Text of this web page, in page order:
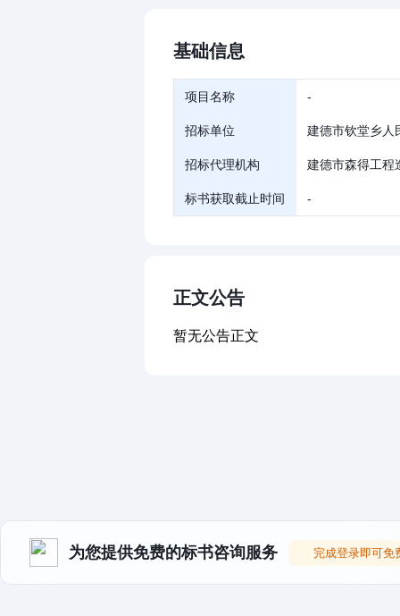
基础信息
项目名称 -
招标单位 建德市钦堂乡人
招标代理机构 建德市森得工程
标书获取截止时间 -
正文公告
暂无公告正文
为您提供免费的标书咨询服务 完成登录即可免